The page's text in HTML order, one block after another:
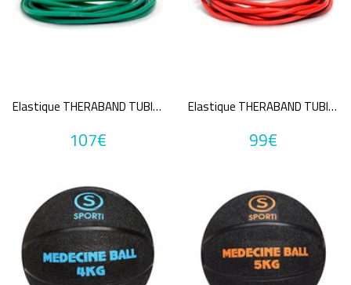
Elastique THERABAND TUBING
107€
Elastique THERABAND TUBING
99€